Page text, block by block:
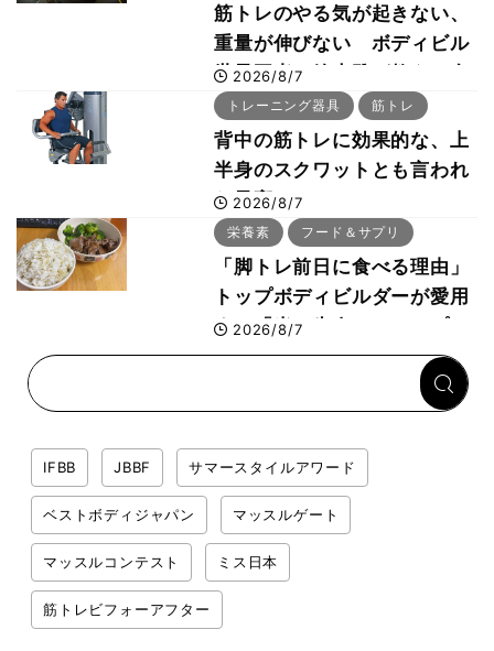
筋トレのやる気が起きない、
重量が伸びない ボディビル
世界王者・鈴木雅が教える食
事・睡眠・呼吸の整え方
2026/8/7
トレーニング器具 筋トレ
背中の筋トレに効果的な、上
半身のスクワットとも言われ
た最高マシン“ノーチラス・
プルオーバーマシン”とは？
2026/8/7
栄養素 フード＆サプリ
「脚トレ前日に食べる理由」
トップボディビルダーが愛用
する「米＋牛肉」のシンプル
回復メシとは？
2026/8/7
IFBB JBBF サマースタイルアワード
ベストボディジャパン マッスルゲート
マッスルコンテスト ミス日本
筋トレビフォーアフター